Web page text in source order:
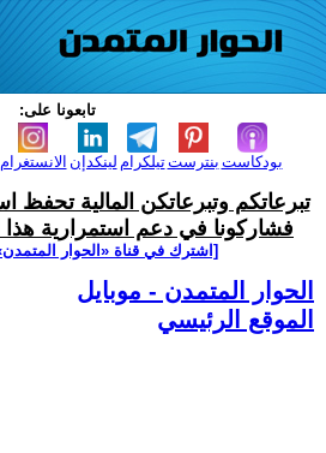
تابعونا على:
الانستغرام لينكدإن تيلكرامبنترست بودكاست
تبرعاتكم وتبرعاتكن المالية تحفظ
فشاركونا في دعم استمرارية هذا
[اشترك في قناة ‫«الحوار
الحوار المتمدن - موبايل
الموقع الرئيسي